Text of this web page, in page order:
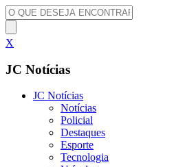
X
JC Notícias
JC Notícias
Notícias
Policial
Destaques
Esporte
Tecnologia